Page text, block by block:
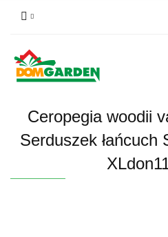
Ceropegia woodii
Serduszek łańcuch